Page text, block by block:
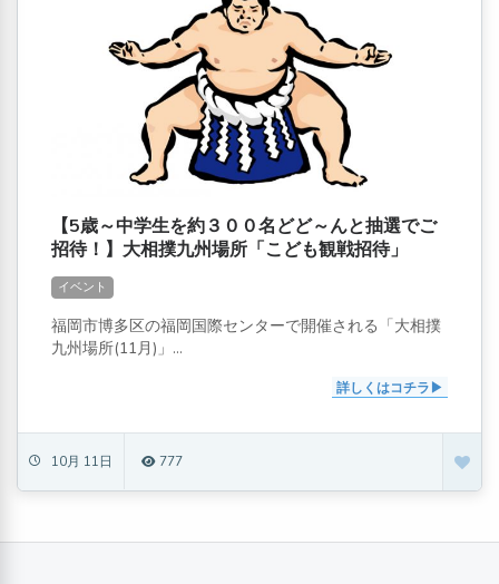
【5歳～中学生を約３００名どど～んと抽選でご
招待！】大相撲九州場所「こども観戦招待」
イベント
福岡市博多区の福岡国際センターで開催される「大相撲
九州場所(11月)」...
詳しくはコチラ
10月 11日 777